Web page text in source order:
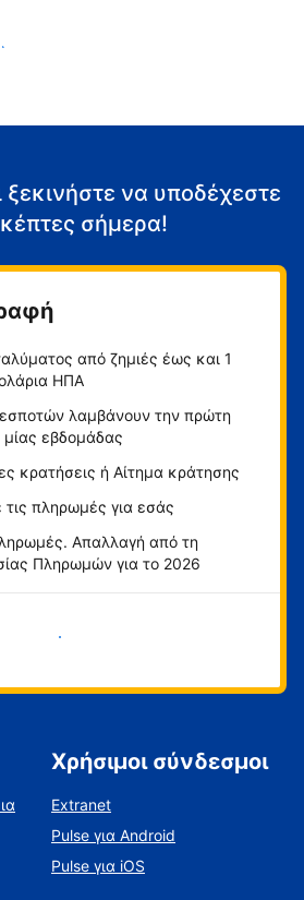
επισκέπτες
ξεκινήστε να υποδέχεστε
σήμερα!
από ζημιές έως και 1
ΗΠΑ
λαμβάνουν την πρώτη
εβδομάδας
κρατήσεις ή Αίτημα κράτησης
τις πληρωμές για εσάς
Απαλλαγή από τη
Πληρωμών για το 2026
τώρα
Χρήσιμοι σύνδεσμοι
Extranet
Pulse για Android
Pulse για iOS